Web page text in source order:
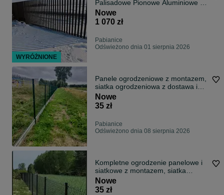
Palisadowe Pionowe Aluminiowe i
Stalowe
Nowe
1 070 zł
Pabianice
Odświeżono dnia 01 sierpnia 2026
Panele ogrodzeniowe z montazem,
siatka ogrodzeniowa z dostawa i
montazem, montaz ogrodzen na
gotowo
Nowe
35 zł
Pabianice
Odświeżono dnia 08 sierpnia 2026
Kompletne ogrodzenie panelowe i
siatkowe z montazem, siatka
ogrodzeniowa ocynkowana, panele
antracyt, montaz ogrodzenia
Nowe
35 zł
WYRÓŻNIONE